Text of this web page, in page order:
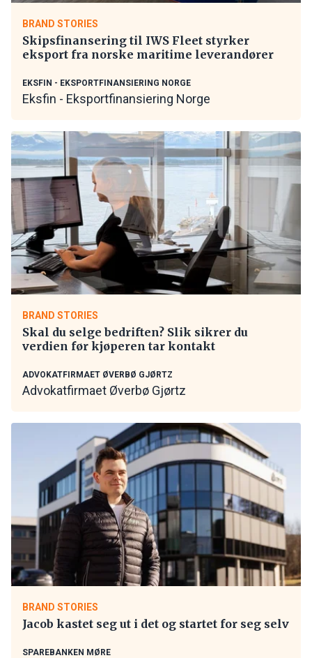
BRAND STORIES
Skipsfinansering til IWS Fleet styrker
eksport fra norske maritime leverandører
EKSFIN - EKSPORTFINANSIERING NORGE
Eksfin - Eksportfinansiering Norge
BRAND STORIES
Skal du selge bedriften? Slik sikrer du
verdien før kjøperen tar kontakt
ADVOKATFIRMAET ØVERBØ GJØRTZ
Advokatfirmaet Øverbø Gjørtz
BRAND STORIES
Jacob kastet seg ut i det og startet for seg selv
SPAREBANKEN MØRE